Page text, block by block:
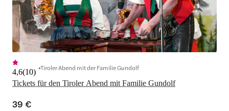
Tickets für den Tiroler Abend mit Familie Gundolf
4,6(10) Tiroler Abend mit der Familie Gundolf
39 €